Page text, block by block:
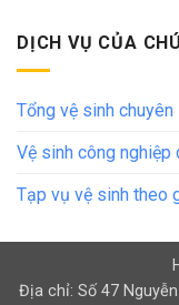
DỊCH VỤ CỦA
Tổng vệ sinh
Vệ sinh công
Tạp vụ vệ sinh theo
Địa chỉ: Số 47